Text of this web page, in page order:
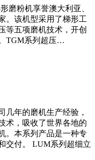
磨粉机享誉澳大利亚、
。该机型采用了梯形工
等五项磨机技术，开创
TGM系列超压…
几年的磨机生产经验，
术，吸收了世界各地的
。本系列产品是一种专
交付。 LUM系列超细立